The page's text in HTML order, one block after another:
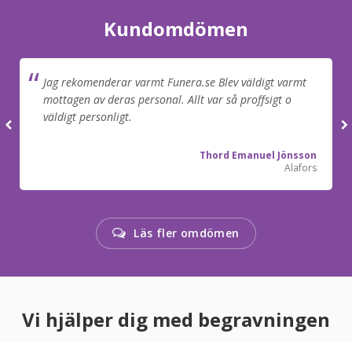
Kundomdömen
Jag rekomenderar varmt Funera.se Blev väldigt varmt
mottagen av deras personal. Allt var så proffsigt o
väldigt personligt.
Thord Emanuel Jönsson
Alafors
Läs fler omdömen
Vi hjälper dig med begravningen